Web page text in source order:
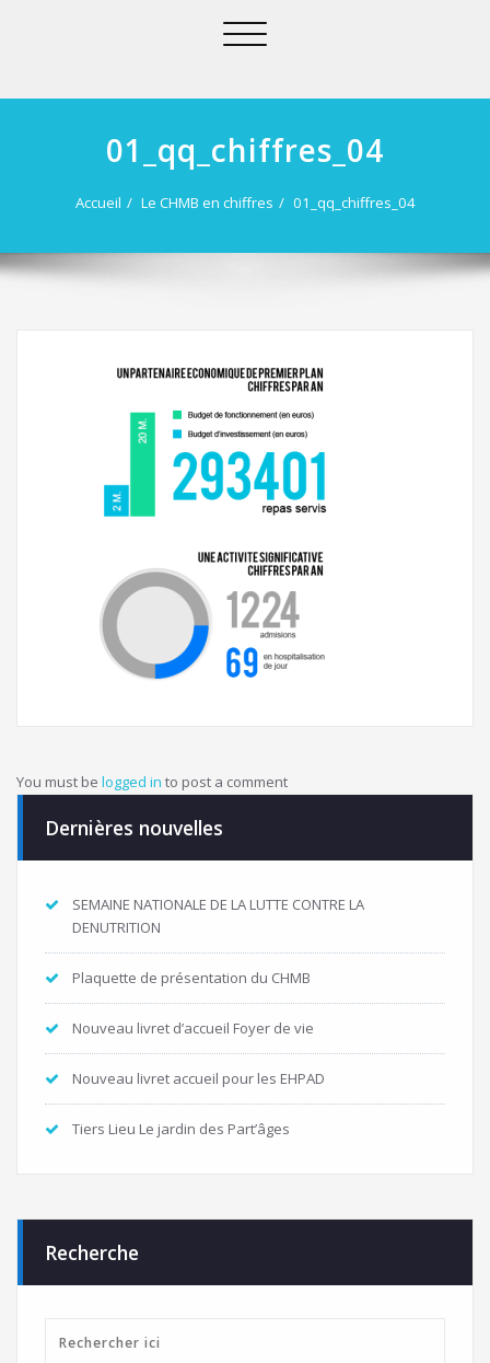
Afficher/masquer
01_qq_chiffres_04
Accueil Le CHMB en chiffres 01_qq_chiffres_04
You must be logged in to post a comment
Dernières nouvelles
SEMAINE NATIONALE DE LA LUTTE CONTRE LA
DENUTRITION
Plaquette de présentation du CHMB
Nouveau livret d’accueil Foyer de vie
Nouveau livret accueil pour les EHPAD
Tiers Lieu Le jardin des Part’âges
Recherche